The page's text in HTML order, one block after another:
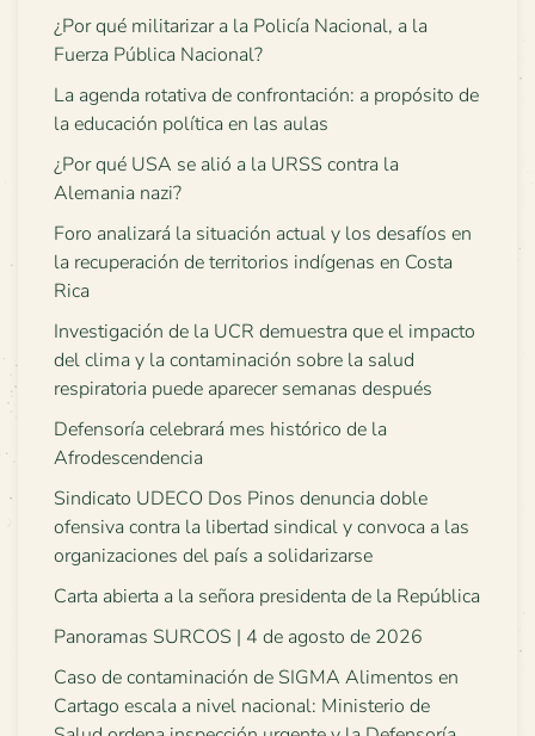
¿Por qué militarizar a la Policía Nacional, a la
Fuerza Pública Nacional?
La agenda rotativa de confrontación: a propósito de
la educación política en las aulas
¿Por qué USA se alió a la URSS contra la
Alemania nazi?
Foro analizará la situación actual y los desafíos en
la recuperación de territorios indígenas en Costa
Rica
Investigación de la UCR demuestra que el impacto
del clima y la contaminación sobre la salud
respiratoria puede aparecer semanas después
Defensoría celebrará mes histórico de la
Afrodescendencia
Sindicato UDECO Dos Pinos denuncia doble
ofensiva contra la libertad sindical y convoca a las
organizaciones del país a solidarizarse
Carta abierta a la señora presidenta de la República
Panoramas SURCOS | 4 de agosto de 2026
Caso de contaminación de SIGMA Alimentos en
Cartago escala a nivel nacional: Ministerio de